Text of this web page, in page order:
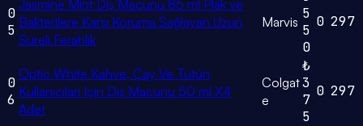
0
5
Jasmine Mint Diş Macunu 85 ml Plak ve
Bakterilere Karşı Koruma Sağlayan Uzun
Süreli Ferahlık
Marvis 5
5
0
0 297
0
6
Optic White Kahve, Çay Ve Tütün
Kullanıcıları Için Diş Macunu 50 ml X4
Adet
Colgat
e
₺
3
7
5
0 297